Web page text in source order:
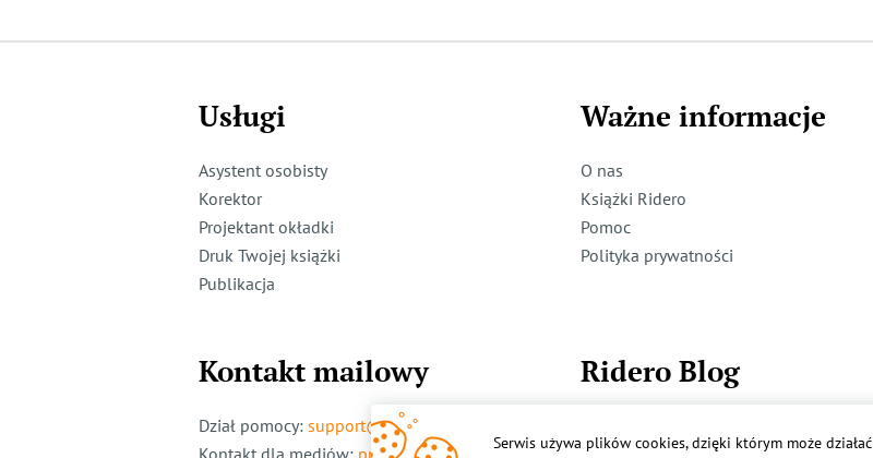
Usługi
Asystent osobisty
Korektor
Projektant okładki
Druk Twojej książki
Publikacja
Ważne informacje
O nas
Książki Ridero
Pomoc
Polityka prywatności
Kontakt mailowy
Dział pomocy: support@ridero.pl
Ridero Blog
Serwis używa plików cookies, dzięki którym może działać